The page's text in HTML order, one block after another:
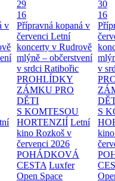
v
29
16
Přípravná kopaná v
červenci Letní
koncerty v Rudrově
mlýně – občerstvení
v srdci Ratibořic
PROHLÍDKY
ZÁMKU PRO
DĚTI
S KOMTESOU
HORTENZIÍ Letní
kino Rozkoš v
červenci 2026
POHÁDKOVÁ
CESTA Luxfer
Open Space
30
16
v
S